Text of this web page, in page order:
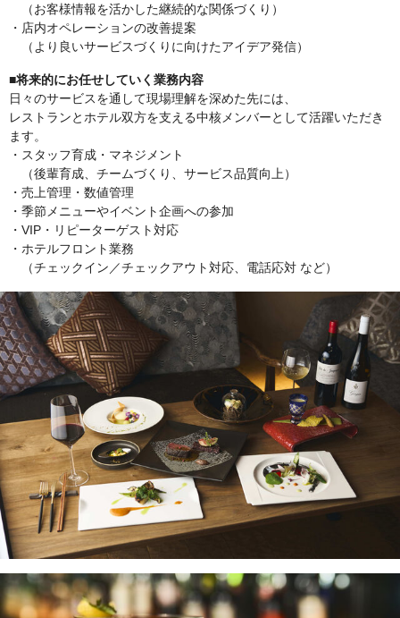
（お客様情報を活かした継続的な関係づくり）
・店内オペレーションの改善提案
（より良いサービスづくりに向けたアイデア発信）
■将来的にお任せしていく業務内容
日々のサービスを通して現場理解を深めた先には、
レストランとホテル双方を支える中核メンバーとして活躍いただき
ます。
・スタッフ育成・マネジメント
（後輩育成、チームづくり、サービス品質向上）
・売上管理・数値管理
・季節メニューやイベント企画への参加
・VIP・リピーターゲスト対応
・ホテルフロント業務
（チェックイン／チェックアウト対応、電話応対 など）